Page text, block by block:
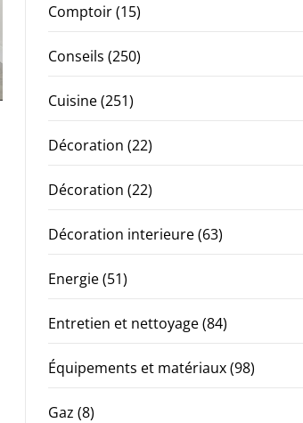
Comptoir(15)
Conseils (250)
Cuisine(251)
Décoration (22)
Décoration (22)
Décoration interieure(63)
Energie(51)
Entretien et nettoyage(84)
Équipements et matériaux(98)
Gaz (8)